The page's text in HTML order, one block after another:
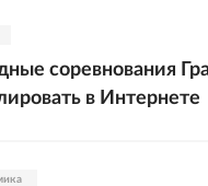
соревнования
в Интернете